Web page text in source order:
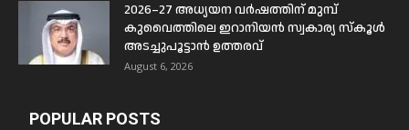
2026–27 അധ്യയന വർഷത്തിന് മുമ്പ്
കുവൈത്തിലെ ഇറാനിയൻ സ്വകാര്യ സ്കൂൾ
അടച്ചുപൂട്ടാൻ ഉത്തരവ്
August 6, 2026
POPULAR POSTS